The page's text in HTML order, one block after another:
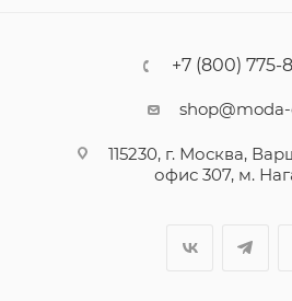
+7 (800) 775-
115230, г. Москва,
офис 307, м.